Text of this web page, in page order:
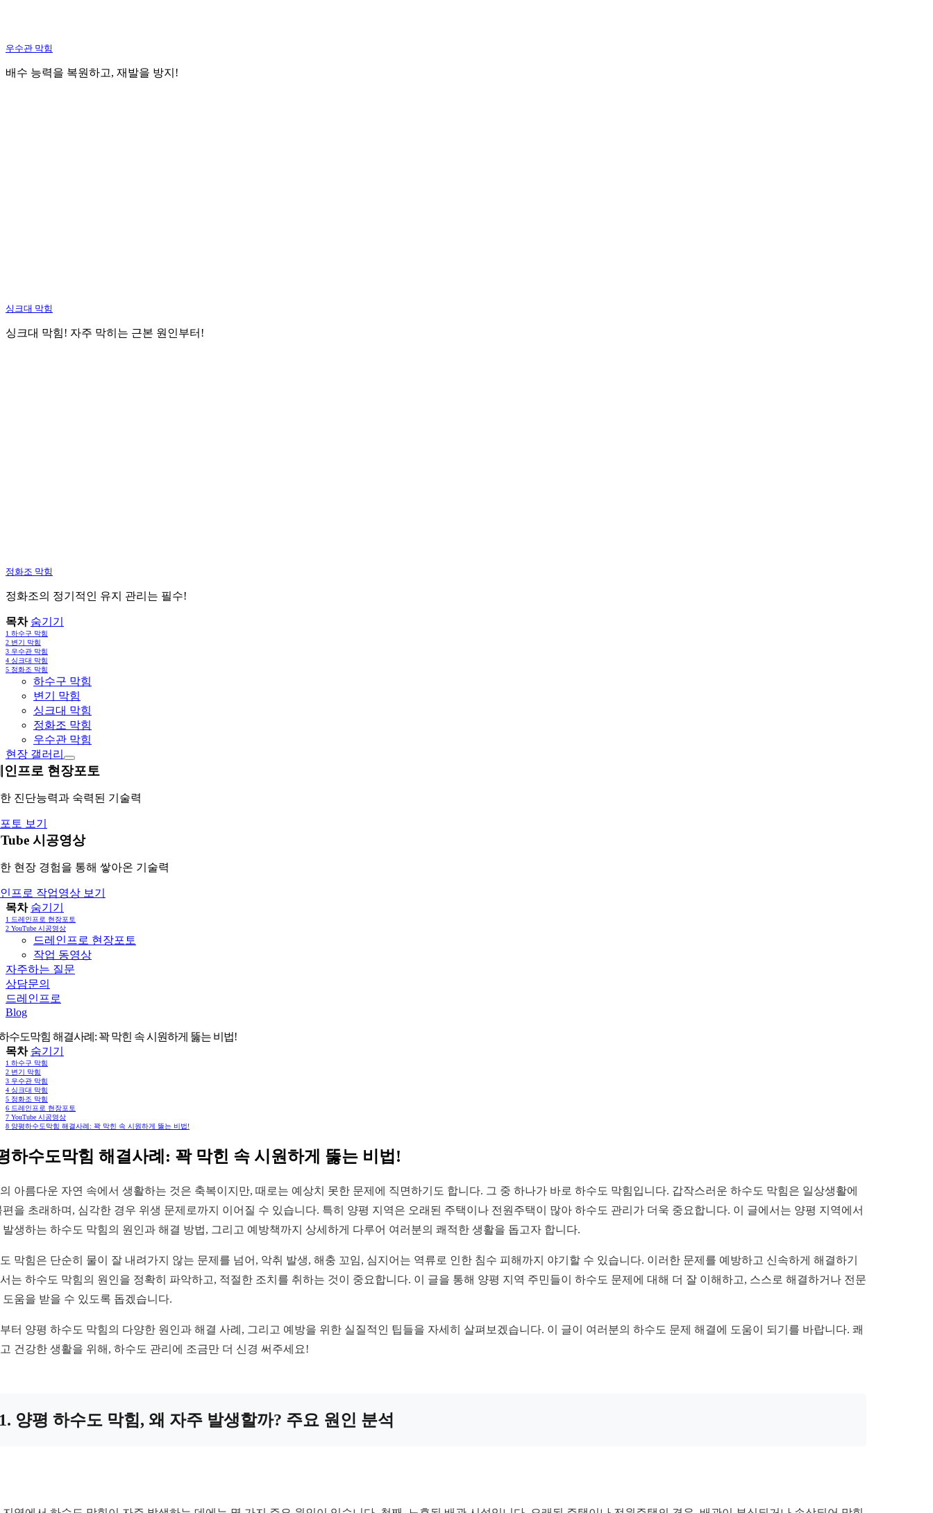
우수관 막힘
배수 능력을 복원하고, 재발을 방지!
싱크대 막힘
싱크대 막힘! 자주 막히는 근본 원인부터!
정화조 막힘
정화조의 정기적인 유지 관리는 필수!
목차 숨기기
1 하수구 막힘
2 변기 막힘
3 우수관 막힘
4 싱크대 막힘
5 정화조 막힘
하수구 막힘
변기 막힘
싱크대 막힘
정화조 막힘
우수관 막힘
현장 갤러리
인프로 현장포토
진단능력과 숙력된 기술력
토 보기
시공영상
현장 경험을 통해 쌓아온 기술력
프로 작업영상 보기
목차 숨기기
1 드레인프로 현장포토
2 YouTube 시공영상
드레인프로 현장포토
작업 동영상
자주하는 질문
상담문의
드레인프로
Blog
수도막힘 해결사례: 꽉 막힌 속 시원하게 뚫는 비법!
목차 숨기기
1 하수구 막힘
2 변기 막힘
3 우수관 막힘
4 싱크대 막힘
5 정화조 막힘
6 드레인프로 현장포토
7 YouTube 시공영상
8 양평하수도막힘 해결사례: 꽉 막힌 속 시원하게 뚫는 비법!
하수도막힘 해결사례: 꽉 막힌 속 시원하게 뚫는 비법!
아름다운 자연 속에서 생활하는 것은 축복이지만, 때로는 예상치 못한 문제에 직면하기도 합니다. 그 중 하나가 바로 하수도 막힘입니다. 갑작스러운 하수도 막힘은 일상생활에
편을 초래하며, 심각한 경우 위생 문제로까지 이어질 수 있습니다. 특히 양평 지역은 오래된 주택이나 전원주택이 많아 하수도 관리가 더욱 중요합니다. 이 글에서는 양평 지역에서
발생하는 하수도 막힘의 원인과 해결 방법, 그리고 예방책까지 상세하게 다루어 여러분의 쾌적한 생활을 돕고자 합니다.
막힘은 단순히 물이 잘 내려가지 않는 문제를 넘어, 악취 발생, 해충 꼬임, 심지어는 역류로 인한 침수 피해까지 야기할 수 있습니다. 이러한 문제를 예방하고 신속하게 해결하기
는 하수도 막힘의 원인을 정확히 파악하고, 적절한 조치를 취하는 것이 중요합니다. 이 글을 통해 양평 지역 주민들이 하수도 문제에 대해 더 잘 이해하고, 스스로 해결하거나 전문
도움을 받을 수 있도록 돕겠습니다.
터 양평 하수도 막힘의 다양한 원인과 해결 사례, 그리고 예방을 위한 실질적인 팁들을 자세히 살펴보겠습니다. 이 글이 여러분의 하수도 문제 해결에 도움이 되기를 바랍니다. 쾌
건강한 생활을 위해, 하수도 관리에 조금만 더 신경 써주세요!
양평 하수도 막힘, 왜 자주 발생할까? 주요 원인 분석